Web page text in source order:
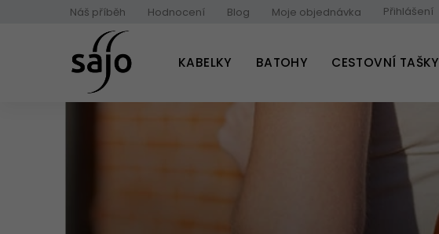
Náš příběh Hodnocení Blog Moje objednávka Přihlášení
KABELKY BATOHY CESTOVNÍ TAŠKY